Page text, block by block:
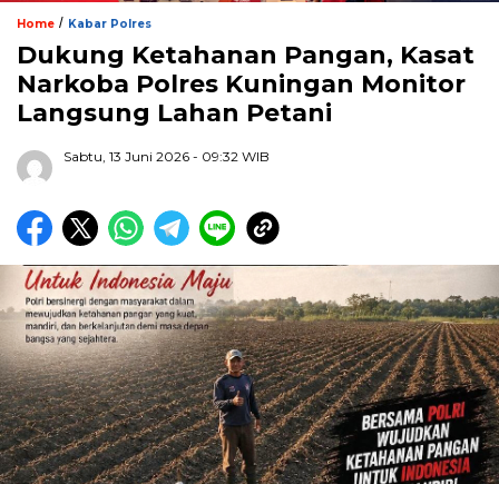
Home / Kabar Polres
Dukung Ketahanan Pangan, Kasat
Narkoba Polres Kuningan Monitor
Langsung Lahan Petani
Sabtu, 13 Juni 2026 - 09:32 WIB